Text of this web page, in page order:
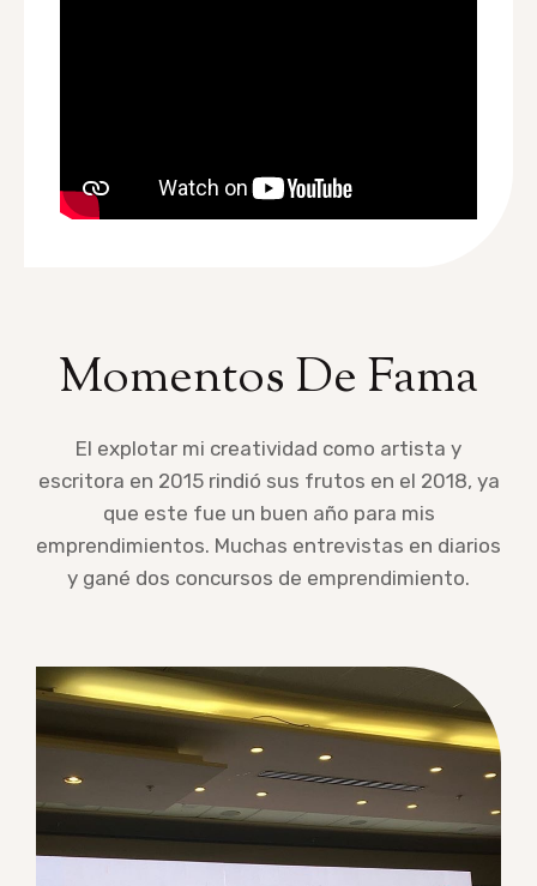
Momentos De Fama
El explotar mi creatividad como artista y
escritora en 2015 rindió sus frutos en el 2018, ya
que este fue un buen año para mis
emprendimientos. Muchas entrevistas en diarios
y gané dos concursos de emprendimiento.